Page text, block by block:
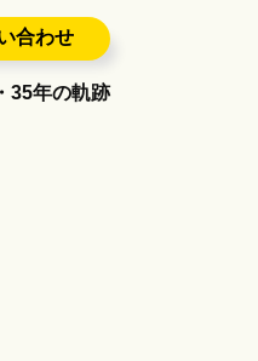
35年の軌跡
合わせ